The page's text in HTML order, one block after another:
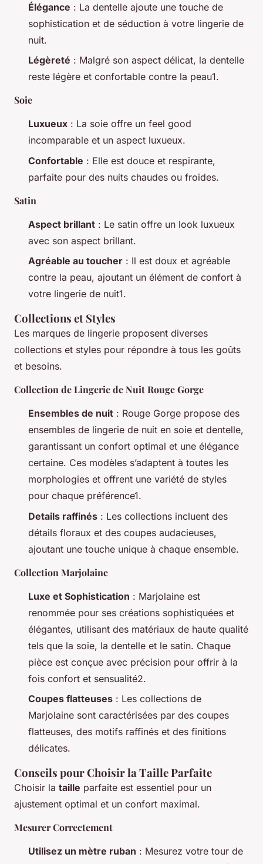
Élégance : La dentelle ajoute une touche de
sophistication et de séduction à votre lingerie de
nuit.
Légèreté : Malgré son aspect délicat, la dentelle
reste légère et confortable contre la peau1.
Soie
Luxueux : La soie offre un feel good
incomparable et un aspect luxueux.
Confortable : Elle est douce et respirante,
parfaite pour des nuits chaudes ou froides.
Satin
Aspect brillant : Le satin offre un look luxueux
avec son aspect brillant.
Agréable au toucher : Il est doux et agréable
contre la peau, ajoutant un élément de confort à
votre lingerie de nuit1.
Collections et Styles
Les marques de lingerie proposent diverses
collections et styles pour répondre à tous les goûts
et besoins.
Collection de Lingerie de Nuit Rouge Gorge
Ensembles de nuit : Rouge Gorge propose des
ensembles de lingerie de nuit en soie et dentelle,
garantissant un confort optimal et une élégance
certaine. Ces modèles s’adaptent à toutes les
morphologies et offrent une variété de styles
pour chaque préférence1.
Details raffinés : Les collections incluent des
détails floraux et des coupes audacieuses,
ajoutant une touche unique à chaque ensemble.
Collection Marjolaine
Luxe et Sophistication : Marjolaine est
renommée pour ses créations sophistiquées et
élégantes, utilisant des matériaux de haute qualité
tels que la soie, la dentelle et le satin. Chaque
pièce est conçue avec précision pour offrir à la
fois confort et sensualité2.
Coupes flatteuses : Les collections de
Marjolaine sont caractérisées par des coupes
flatteuses, des motifs raffinés et des finitions
délicates.
Conseils pour Choisir la Taille Parfaite
Choisir la taille parfaite est essentiel pour un
ajustement optimal et un confort maximal.
Mesurer Correctement
Utilisez un mètre ruban : Mesurez votre tour de